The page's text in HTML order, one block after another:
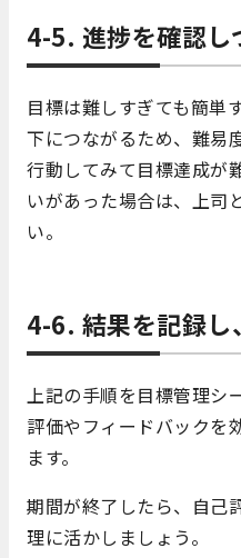
4-5. 進捗を確認し
目標は難しすぎても簡単
下につながるため、難易
行動してみて目標達成が
いがあった場合は、上司
い。
4-6. 結果を記録し
上記の手順を目標管理シ
評価やフィードバックを
ます。
期間が終了したら、自己
理に活かしましょう。